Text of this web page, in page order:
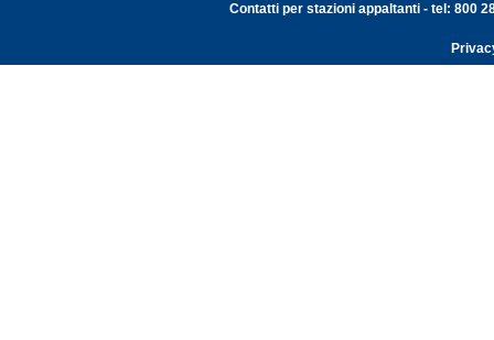
Contatti per stazioni appaltanti - tel: 800